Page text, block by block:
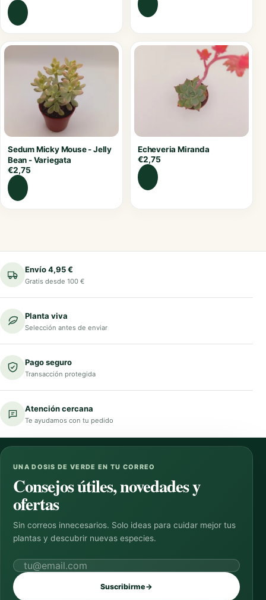
Sedum Micky Mouse - Jelly
Bean - Variegata
€2,75
Echeveria Miranda
€2,75
Envío 4,95 €
Gratis desde 100 €
Planta viva
Selección antes de enviar
Pago seguro
Transacción protegida
Atención cercana
Te ayudamos con tu pedido
UNA DOSIS DE VERDE EN TU CORREO
Consejos útiles, novedades y
ofertas
Sin correos innecesarios. Solo ideas para cuidar mejor tus
plantas y descubrir nuevas especies.
Correo electrónico
Suscribirme→